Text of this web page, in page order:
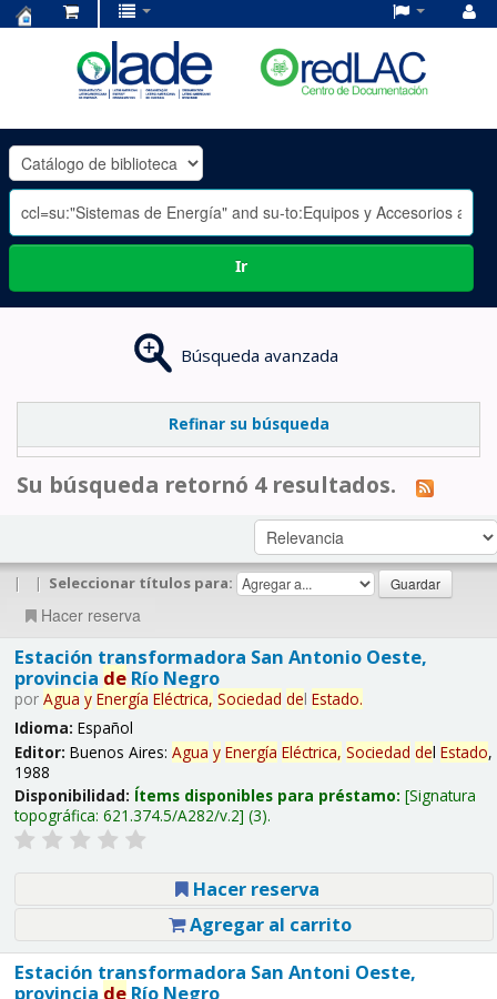
OLADE
-
Ir
Búsqueda avanzada
Refinar su búsqueda
Su búsqueda retornó 4 resultados.
| | Seleccionar títulos para:
Hacer reserva
Estación transformadora San Antonio Oeste,
provincia deRío Negro
por Agua y Energía Eléctrica, Sociedad del Estado.
Idioma: Español
Editor: Buenos Aires: Agua y Energía Eléctrica, Sociedad del Estado,
1988
Disponibilidad: Ítems disponibles para préstamo: Signatura
topográfica: 621.374.5/A282/v.2 (3).
Hacer reserva
Agregar al carrito
Estación transformadora San Antoni Oeste,
provincia deRío Negro